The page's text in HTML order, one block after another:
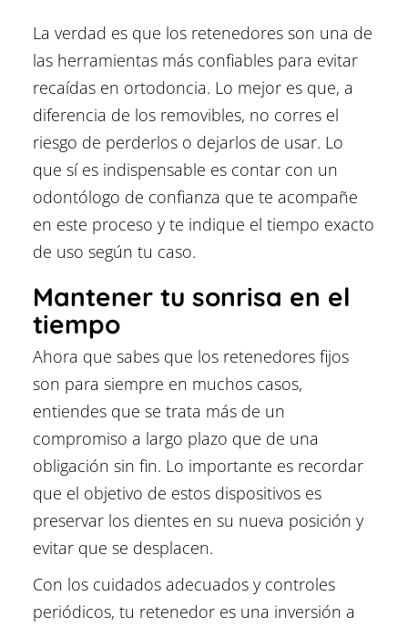
La verdad es que los retenedores son una de
las herramientas más confiables para evitar
recaídas en ortodoncia. Lo mejor es que, a
diferencia de los removibles, no corres el
riesgo de perderlos o dejarlos de usar. Lo
que sí es indispensable es contar con un
odontólogo de confianza que te acompañe
en este proceso y te indique el tiempo exacto
de uso según tu caso.
Mantener tu sonrisa en el
tiempo
Ahora que sabes que los retenedores fijos
son para siempre en muchos casos,
entiendes que se trata más de un
compromiso a largo plazo que de una
obligación sin fin. Lo importante es recordar
que el objetivo de estos dispositivos es
preservar los dientes en su nueva posición y
evitar que se desplacen.
Con los cuidados adecuados y controles
periódicos, tu retenedor es una inversión a